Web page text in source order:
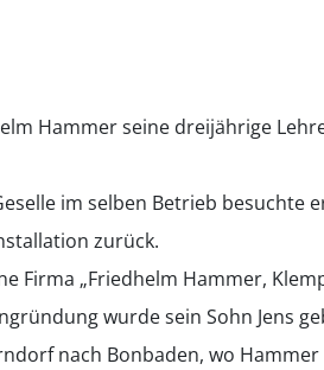
Hammer seine dreijährige
im selben Betrieb
zurück.
Firma „Friedhelm Hammer,
wurde sein Sohn Jens
nach Bonbaden, wo